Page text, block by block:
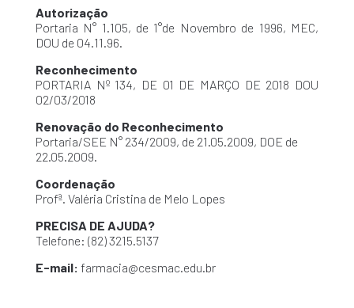
Autorização
Portaria N° 1.105, de 1°de Novembro de 1996, MEC,
DOU de 04.11.96.
Reconhecimento
PORTARIA Nº 134, DE 01 DE MARÇO DE 2018 DOU
02/03/2018
Renovação do Reconhecimento
Portaria/SEE N° 234/2009, de 21.05.2009, DOE de
22.05.2009.
Coordenação
Profª. Valéria Cristina de Melo Lopes
PRECISA DE AJUDA?
Telefone: (82) 3215.5137
E-mail: farmacia@cesmac.edu.br